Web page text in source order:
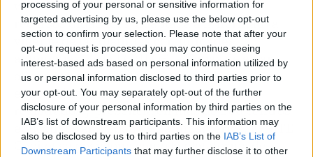
processing of your personal or sensitive information for
targeted advertising by us, please use the below opt-out
section to confirm your selection. Please note that after your
opt-out request is processed you may continue seeing
interest-based ads based on personal information utilized by
us or personal information disclosed to third parties prior to
your opt-out. You may separately opt-out of the further
disclosure of your personal information by third parties on the
IAB’s list of downstream participants. This information may
also be disclosed by us to third parties on the IAB’s List of
Downstream Participants that may further disclose it to other
web para la generación de contenidos y
recursos didácticos, adaptada a la normativa
vigente de las distintas comunidades
autónomas y a la LOMLOE, además de estar
alineada con estándares internacionales de
educación. Con más de 22.000 docentes
registrados y presencia en más de 150 centros
educativos en España y Latinoamérica, IGNITE
Copilot se posiciona como la plataforma de